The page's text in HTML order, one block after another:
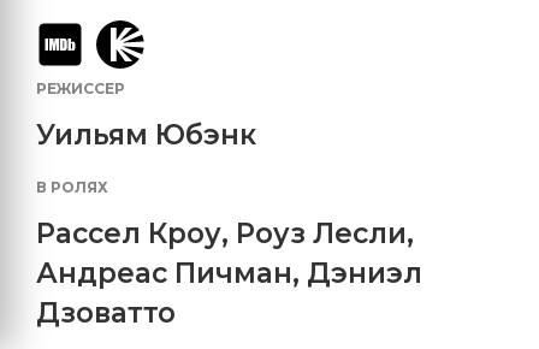
РЕЖИССЕР
Уильям Юбэнк
В РОЛЯХ
Рассел Кроу, Роуз Лесли,
Андреас Пичман, Дэниэл
Дзоватто